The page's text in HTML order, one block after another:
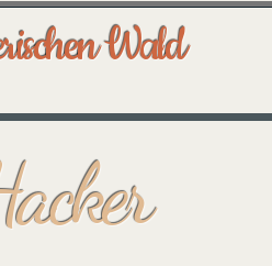
Wald